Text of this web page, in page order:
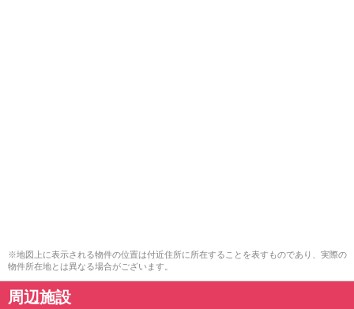
※地図上に表示される物件の位置は付近住所に所在することを表すものであり、実際の
物件所在地とは異なる場合がございます。
周辺施設